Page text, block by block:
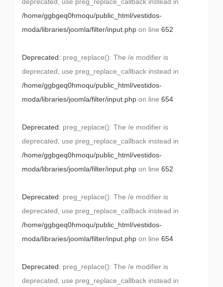
/home/ggbgeq0hmoqu/public_html/vestidos-
moda/libraries/joomla/filter/input.php on line 652
Deprecated: preg_replace(): The /e modifier is
deprecated, use preg_replace_callback instead in
/home/ggbgeq0hmoqu/public_html/vestidos-
moda/libraries/joomla/filter/input.php on line 654
Deprecated: preg_replace(): The /e modifier is
deprecated, use preg_replace_callback instead in
/home/ggbgeq0hmoqu/public_html/vestidos-
moda/libraries/joomla/filter/input.php on line 652
Deprecated: preg_replace(): The /e modifier is
deprecated, use preg_replace_callback instead in
/home/ggbgeq0hmoqu/public_html/vestidos-
moda/libraries/joomla/filter/input.php on line 654
Deprecated: preg_replace(): The /e modifier is
deprecated, use preg_replace_callback instead in